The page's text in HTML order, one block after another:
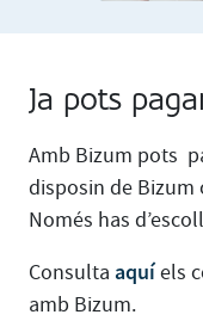
Ja pots
Amb Bizum pots
disposin de Bizum
Només has
Consulta aquíels
amb Bizum.